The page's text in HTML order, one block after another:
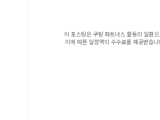
이 포스팅은 쿠팡 파트너스 활동의 일환으
이에 따른 일정액의 수수료를 제공받습니